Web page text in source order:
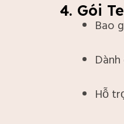
4. Gói
Bao
Hỗ